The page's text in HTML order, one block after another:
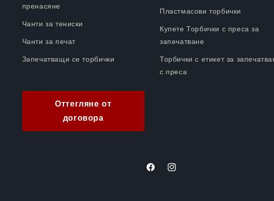
пренасяне
Чанти за тениски
Чанти за печат
Запечатващи се торбички
Пластмасови торбички
Купете Торбички с преса за
запечатване
Торбички с етикет за
с преса
Оттегляне от
договора
FacebookInstagram